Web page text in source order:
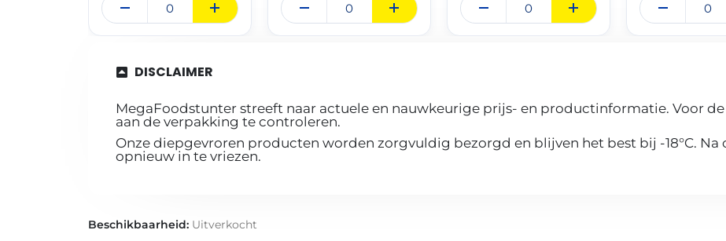
DISCLAIMER
MegaFoodstunter streeft naar actuele en nauwkeurige prijs- en productinformatie. Voor
aan de verpakking te controleren.
Onze diepgevroren producten worden zorgvuldig bezorgd en blijven het best bij -18°C.
opnieuw in te vriezen.
Beschikbaarheid: Uitverkocht